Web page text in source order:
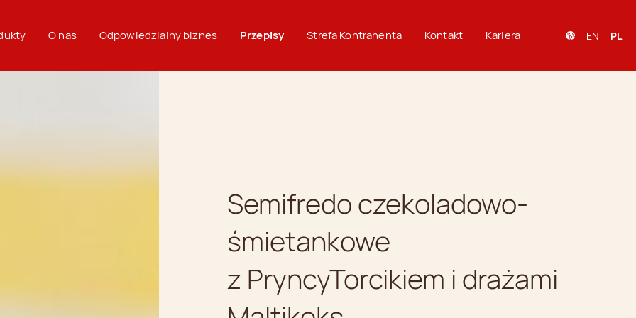
O nas Odpowiedzialny biznes Przepisy Strefa Kontrahenta Kontakt Kariera EN PL
Semifredo czekoladowo-
śmietankowe
z PryncyTorcikiem i drażami